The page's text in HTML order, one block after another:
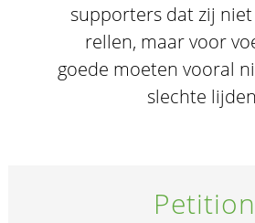
supporters dat zij
rellen, maar voor
goede moeten vooral
slechte
Petition